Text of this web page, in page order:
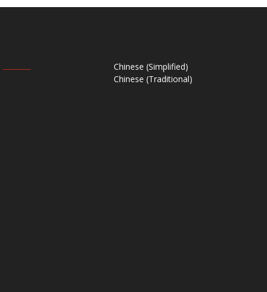
Chinese (Simplified)
Chinese (Traditional)